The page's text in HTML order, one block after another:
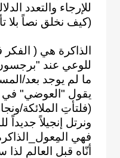
للإرجاء والتعدد
(كيف نخلق نصاً بلا
الذاكرة هي (
للوعي عند
ما لم يوجد بعد/
يقول "العوضي" في
(فلتأتِ الملائكة/
ونرتل إنجيلاً جديداً
فهي
أنّاه قبل العالم